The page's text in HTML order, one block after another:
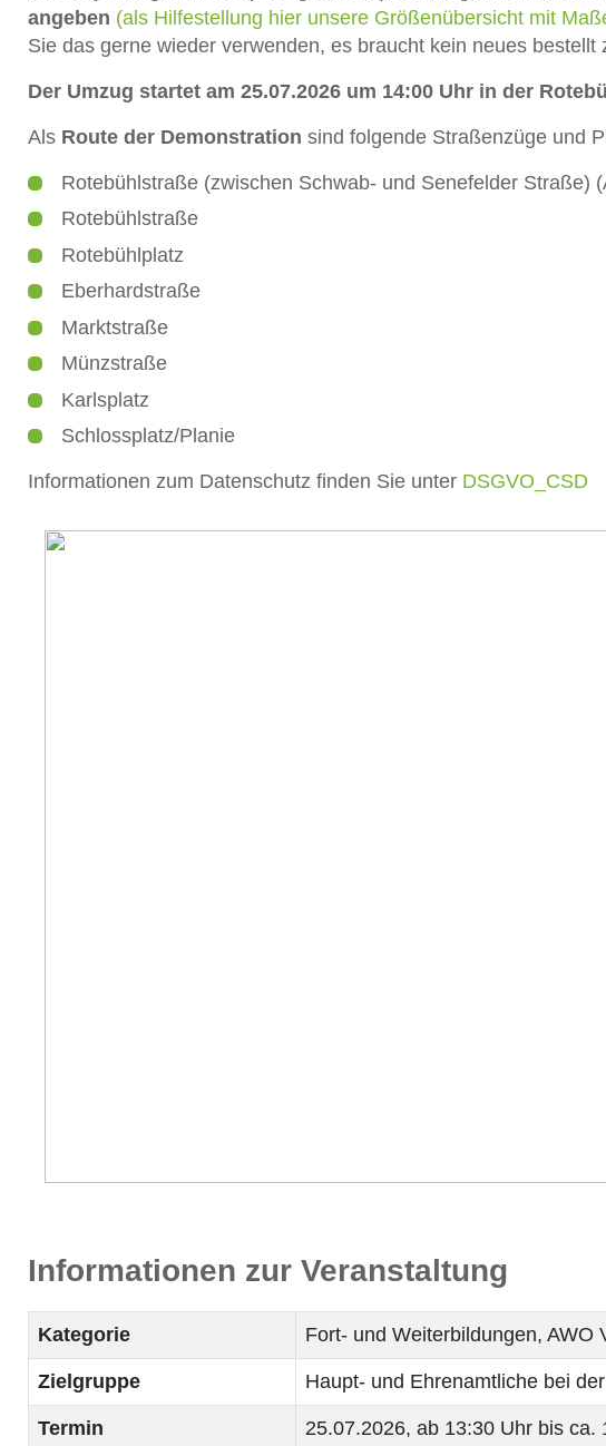
angeben (als Hilfestellung hier unsere Größenübersicht mit
Sie das gerne wieder verwenden, es braucht kein neues bestellt
Der Umzug startet am 25.07.2026 um 14:00 Uhr in der
Als Route der Demonstration sind folgende Straßenzüge und
Rotebühlstraße (zwischen Schwab- und Senefelder Straße)
Rotebühlstraße
Rotebühlplatz
Eberhardstraße
Marktstraße
Münzstraße
Karlsplatz
Schlossplatz/Planie
Informationen zum Datenschutz finden Sie unter DSGVO_CSD
Informationen zur Veranstaltung
Kategorie Fort- und Weiterbildungen, AWO
Zielgruppe Haupt- und Ehrenamtliche bei
Termin 25.07.2026, ab 13:30 Uhr bis ca.